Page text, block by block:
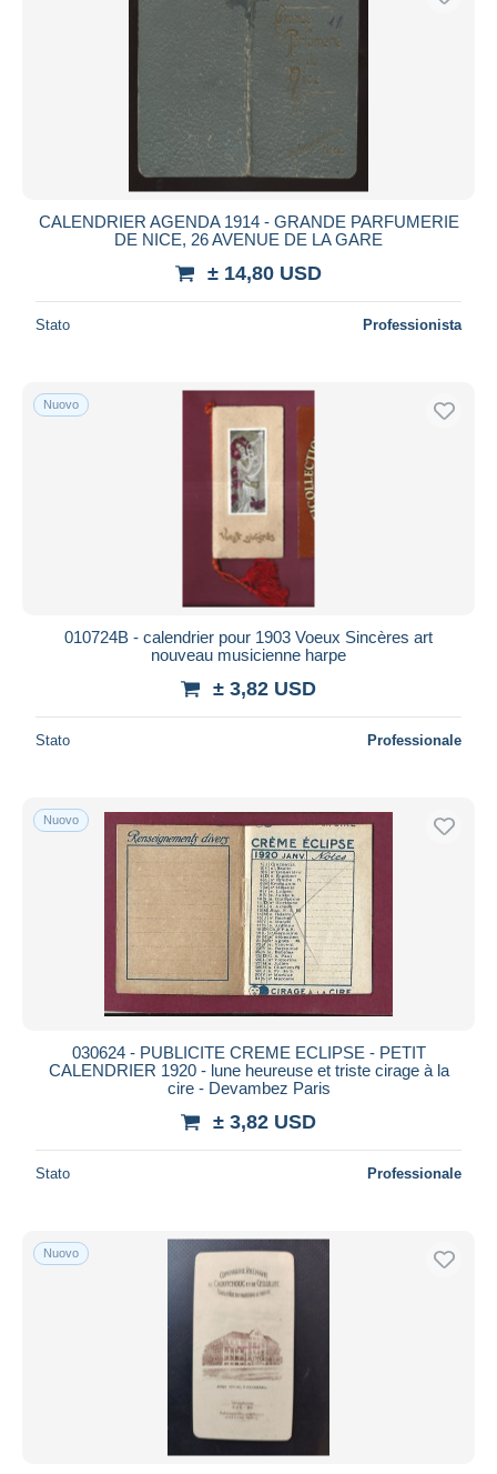
CALENDRIER AGENDA 1914 - GRANDE PARFUMERIE
DE NICE, 26 AVENUE DE LA GARE
± 14,80 USD
Stato Professionista
Nuovo
010724B - calendrier pour 1903 Voeux Sincères art
nouveau musicienne harpe
± 3,82 USD
Stato Professionale
Nuovo
030624 - PUBLICITE CREME ECLIPSE - PETIT
CALENDRIER 1920 - lune heureuse et triste cirage à la
cire - Devambez Paris
± 3,82 USD
Stato Professionale
Nuovo